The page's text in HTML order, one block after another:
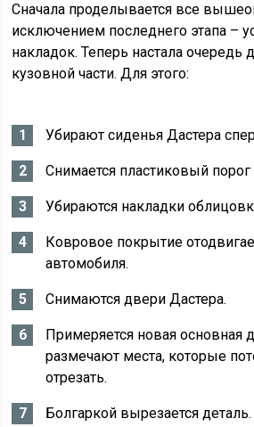
Сначала проделывается все
исключением последнего этапа –
накладок. Теперь настала очередь
кузовной части. Для этого:
Убирают сиденья Дастера
Снимается пластиковый
Убираются накладки
Ковровое покрытие
автомобиля.
Снимаются двери Дастера.
Примеряется новая основная
размечают места, которые
отрезать.
Болгаркой вырезается деталь.